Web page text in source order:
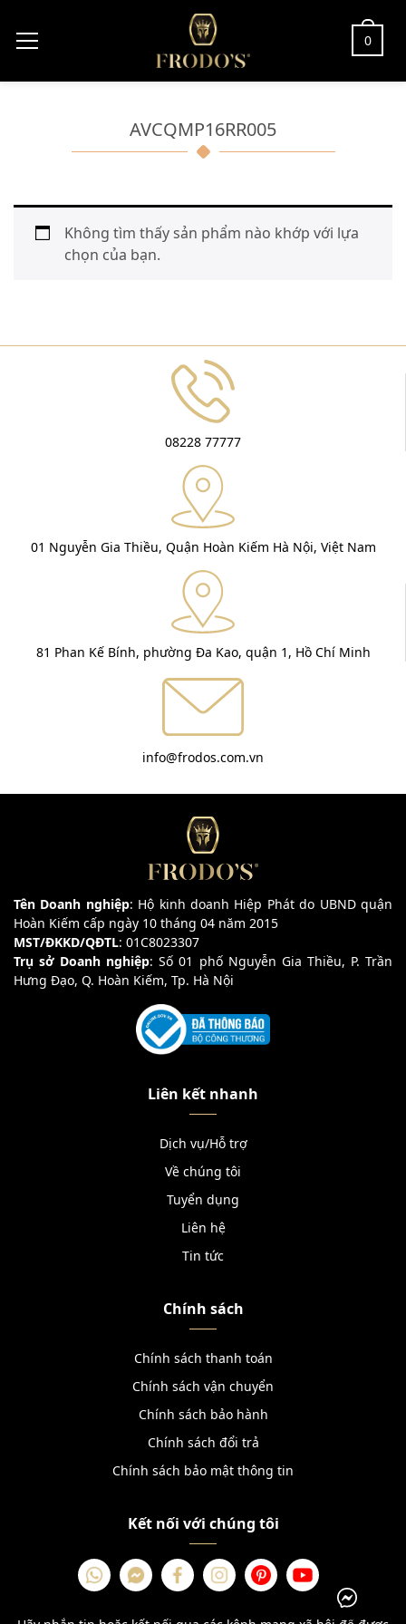
0
AVCQMP16RR005
Không tìm thấy sản phẩm nào khớp với lựa
chọn của bạn.
08228 77777
01 Nguyễn Gia Thiều, Quận Hoàn Kiếm Hà Nội, Việt Nam
81 Phan Kế Bính, phường Đa Kao, quận 1, Hồ Chí Minh
info@frodos.com.vn
Tên Doanh nghiệp: Hộ kinh doanh Hiệp Phát do UBND quận
Hoàn Kiếm cấp ngày 10 tháng 04 năm 2015
MST/ĐKKD/QĐTL: 01C8023307
Trụ sở Doanh nghiệp: Số 01 phố Nguyễn Gia Thiều, P. Trần
Hưng Đạo, Q. Hoàn Kiếm, Tp. Hà Nội
Liên kết nhanh
Dịch vụ/Hỗ trợ
Về chúng tôi
Tuyển dụng
Liên hệ
Tin tức
Chính sách
Chính sách thanh toán
Chính sách vận chuyển
Chính sách bảo hành
Chính sách đổi trả
Chính sách bảo mật thông tin
Kết nối với chúng tôi